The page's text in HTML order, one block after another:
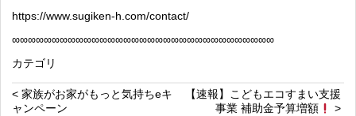
https://www.sugiken-h.com/contact/
∞∞∞∞∞∞∞∞∞∞∞∞∞∞∞∞∞∞∞∞∞∞∞∞∞∞∞∞∞∞∞∞∞
カテゴリ
< 家族がお家がもっと気持ちeキ
ャンペーン
【速報】こどもエコすまい支援
事業 補助金予算増額
>